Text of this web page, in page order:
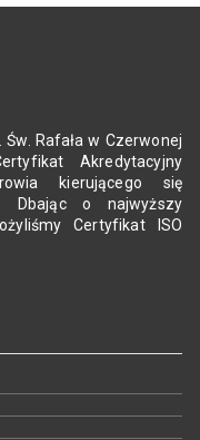
Rafała w Czerwonej
Akredytacyjny
kierującego się
Dbając o najwyższy
Certyfikat ISO